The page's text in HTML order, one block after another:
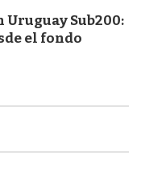
Sub200:
el fondo